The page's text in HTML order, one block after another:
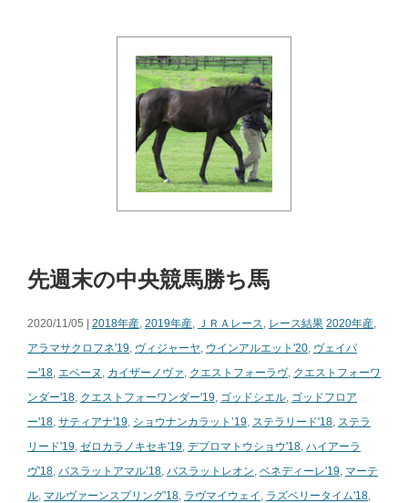
先週末の中央競馬勝ち馬
2020/11/05 | 2018年産, 2019年産, ＪＲＡレース, レース結果 2020年産,
アラマサクロフネ'19, ヴィジャーヤ, ウインアルエット'20, ヴェイパ
ー'18, エベーヌ , カイザーノヴァ, クエストフォーラヴ, クエストフォーワ
ンダー'18, クエストフォーワンダー'19, ゴッドシエル, ゴッドフロア
ー'18, サティアナ'19, ショウナンカラット’19, ステラリード'18, ステラ
リード'19, ゼロカラノキセキ'19, デプロマトウショウ'18, ハイアーラ
ヴ'18, バスラットアマル’18, バスラットレオン, ベネディーレ'19, マーテ
ル, マルヴァーンスプリング'18, ラヴマイウェイ , ラズベリータイム'18,